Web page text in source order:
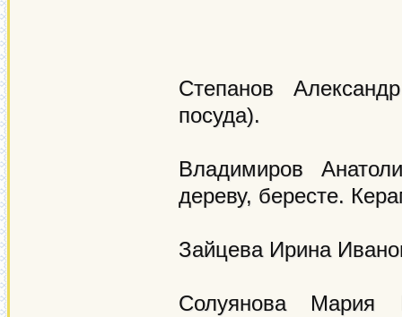
Степанов
посуда).
Владимиров
дереву, бересте.
Зайцева Ирина
Солуянова Мария